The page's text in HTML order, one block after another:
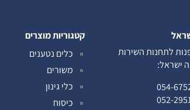
לתחנות השירות
ישראל:
054-
052-
קטגוריות מוצרים
כלים נטענים
משורים
כלי גינון
כיסוח